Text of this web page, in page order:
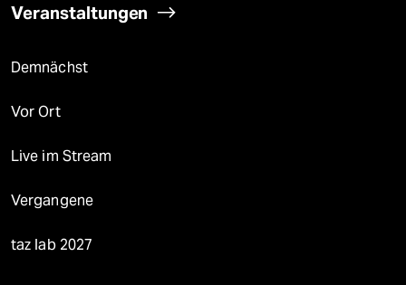
Veranstaltungen
Demnächst
Vor Ort
Live im Stream
Vergangene
taz lab 2027